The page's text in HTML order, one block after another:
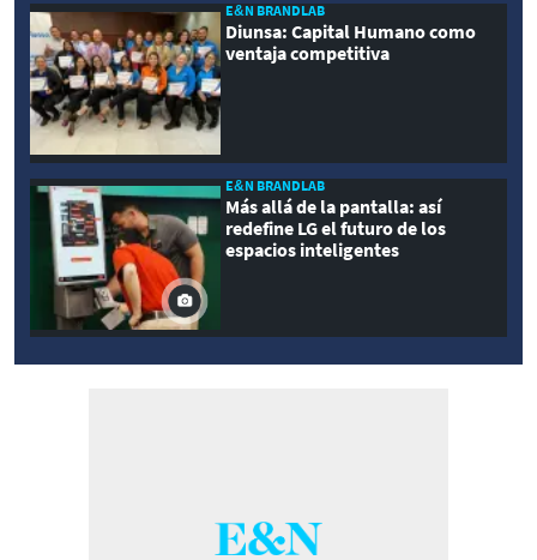
E&N BRANDLAB
Diunsa: Capital Humano como
ventaja competitiva
E&N BRANDLAB
Más allá de la pantalla: así
redefine LG el futuro de los
espacios inteligentes